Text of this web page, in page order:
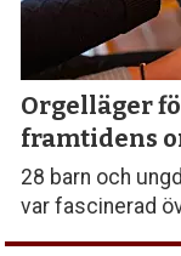
Orgelläger
framtidens
28 barn och
var fascinerad